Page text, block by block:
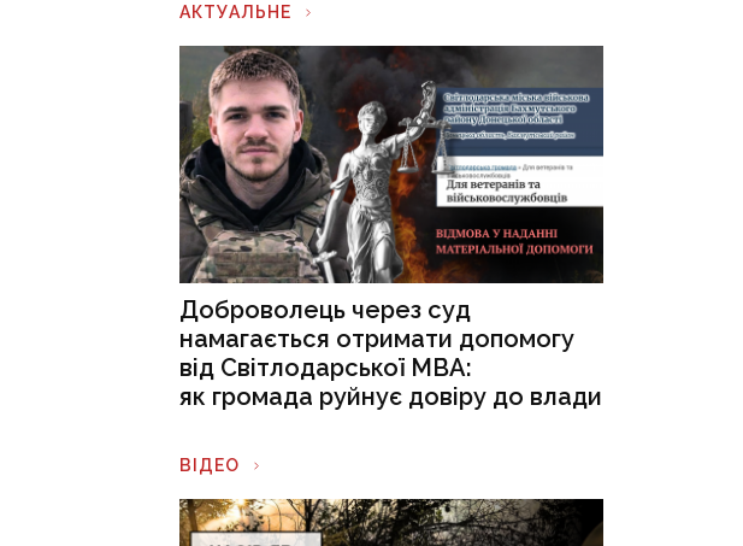
АКТУАЛЬНЕ
Доброволець через суд
намагається отримати допомогу
від Світлодарської МВА:
як громада руйнує довіру до влади
ВІДЕО